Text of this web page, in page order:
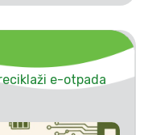
e-otpada